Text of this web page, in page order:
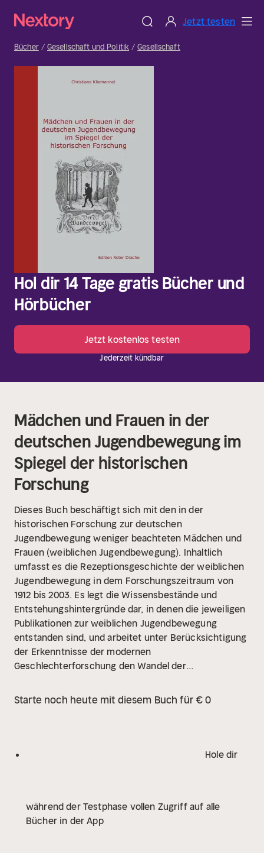
Jetzt testen
Bücher Gesellschaft und Politik Gesellschaft
Hol dir 14 Tage gratis Bücher und
Hörbücher
Jetzt kostenlos testen
Jederzeit kündbar
Mädchen und Frauen in der
deutschen Jugendbewegung im
Spiegel der historischen
Forschung
Dieses Buch beschäftigt sich mit den in der
historischen Forschung zur deutschen
Jugendbewegung weniger beachteten Mädchen und
Frauen (weiblichen Jugendbewegung). Inhaltlich
umfasst es die Rezeptionsgeschichte der weiblichen
Jugendbewegung in dem Forschungszeitraum von
1912 bis 2003. Es legt die Wissensbestände und
Entstehungshintergründe dar, in denen die jeweiligen
Publikationen zur weiblichen Jugendbewegung
entstanden sind, und arbeitet unter Berücksichtigung
der Erkenntnisse der modernen
Geschlechterforschung den Wandel der
spezifiziert diese an den bereits in der
daher im Schnittpunkt von Rezeptionsgeschichte,
deutschen Jugendbewegung und ihrer weiblichen
Mitglieder überschaubar sein mag, im Vergleich zur
Starte noch heute mit diesem Buch für € 0
Hole dir
während der Testphase vollen Zugriff auf alle
Bücher in der App